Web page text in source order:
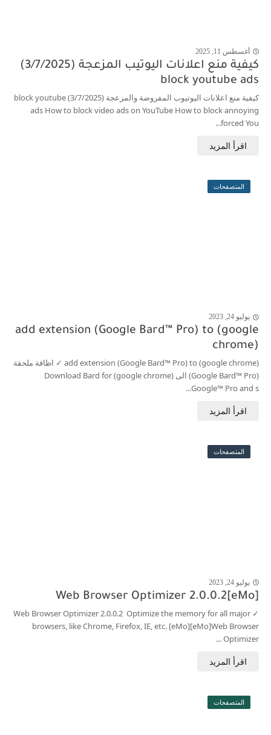
j أغسطس 11, 2025
كيفية منع اعلانات اليوتيب المزعجة (3/7/2025)
block youtube ads
كيفية منع اعلانات اليوتيوب المفروضة والمزعجة (3/7/2025) block youtube
ads How to block video ads on YouTube How to block annoying
forced You...
j
المتصفحات
يوليو 24, 2023
add extension (Google Bard™ Pro) to (google
chrome)
(add extension (Google Bard™ Pro) to (google chrome ✓ اظافة ملحقة
(Google Bard™ Pro) الى (google chrome) Download Bard for
Google™ Pro and s...
j
المتصفحات
يوليو 24, 2023
[eMo]Web Browser Optimizer 2.0.0.2
✓ Web Browser Optimizer 2.0.0.2 Optimize the memory for all major
browsers, like Chrome, Firefox, IE, etc. [eMo][eMo]Web Browser
Optimizer ...
المتصفحات